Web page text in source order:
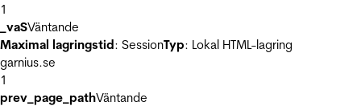
1
_vaSVäntande
Maximal lagringstid: SessionTyp: Lokal HTML-lagring
garnius.se
1
prev_page_pathVäntande